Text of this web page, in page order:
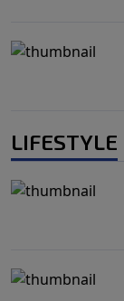
LIFESTYLE